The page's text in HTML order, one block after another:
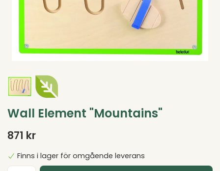
Wall Element "Mountains"
871 kr
Finns i lager för omgående leverans